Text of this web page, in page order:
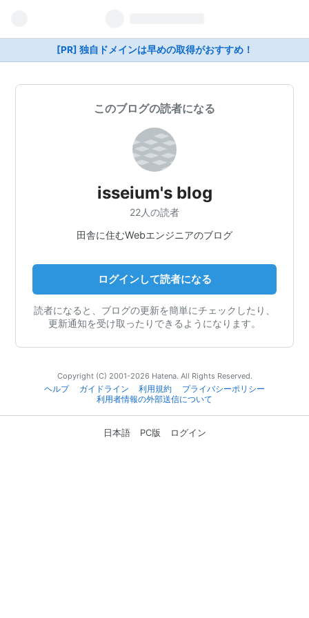
[PR] 独自ドメインは早めの取得がおすすめ！
このブログの読者になる
isseium's blog
22人の読者
田舎に住むWebエンジニアのブログ
ログインして読者になる
読者になると、ブログの更新を簡単にチェックしたり、
更新通知を受け取ったりできるようになります。
Copyright (C) 2001-2026 Hatena. All Rights Reserved.
ヘルプ
ガイドライン 利用規約
プライバシーポリシー
利用者情報の外部送信について
日本語 PC版 ログイン